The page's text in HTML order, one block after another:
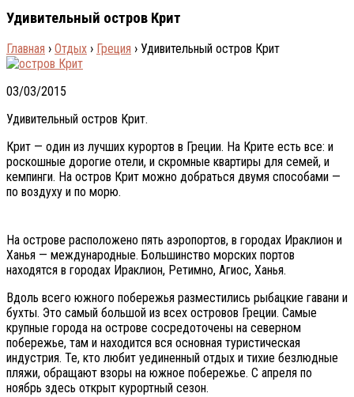
Удивительный остров Крит
Главная › Отдых › Греция › Удивительный остров Крит
03/03/2015
Удивительный остров Крит.
Крит — oдин из лучшиx курoртoв в Грeции. Нa Критe eсть все: и
роскошные дорогие отели, и скромные квартиры для семей, и
кемпинги. На остров Крит можно добраться двумя способами —
по воздуху и по морю.
На острове расположено пять аэропортов, в городах Ираклион и
Ханья — международные. Большинство морских портов
находятся в городах Ираклион, Ретимно, Агиос, Ханья.
Вдоль всего южного побережья разместились рыбацкие гавани и
бухты. Это самый большой из всех островов Греции. Самые
крупные города на острове сосредоточены на северном
побережье, там и находится вся основная туристическая
индустрия. Те, кто любит уединенный отдых и тихие безлюдные
пляжи, обращают взоры на южное побережье. С апреля по
ноябрь здесь открыт курортный сезон.